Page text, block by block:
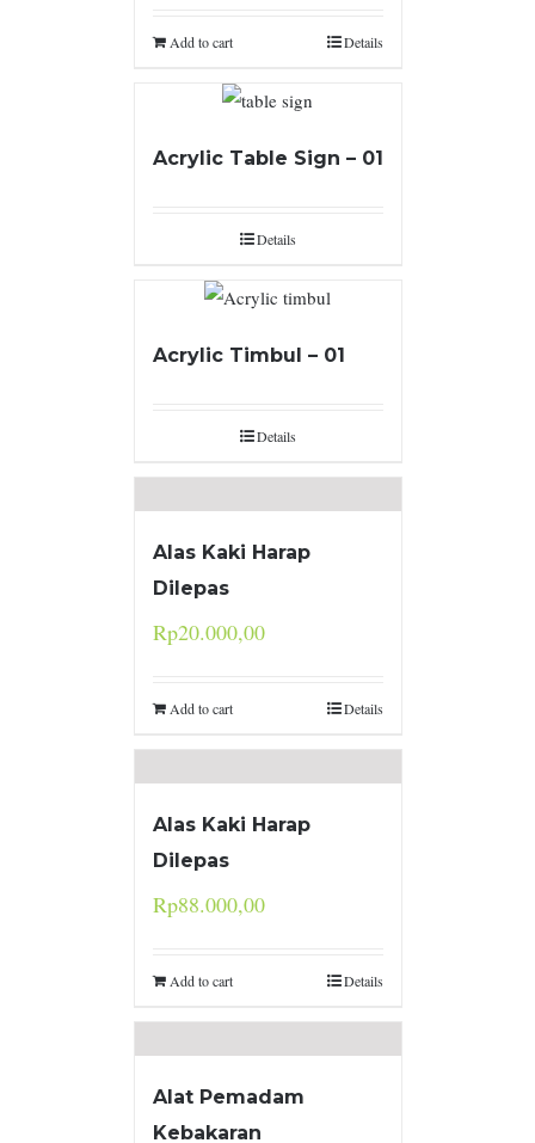
Add to cart Details
Acrylic Table Sign – 01
Details
Acrylic Timbul – 01
Details
Alas Kaki Harap
Dilepas
Rp20.000,00
Add to cart Details
Alas Kaki Harap
Dilepas
Rp88.000,00
Add to cart Details
Alat Pemadam
Kebakaran